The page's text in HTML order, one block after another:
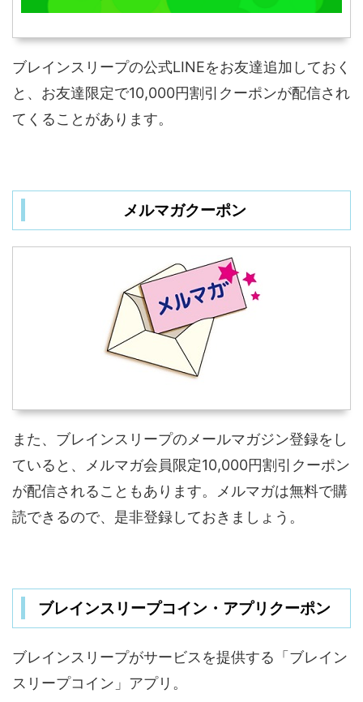
ブレインスリープの公式LINEをお友達追加しておく
と、お友達限定で10,000円割引クーポンが配信され
てくることがあります。
メルマガクーポン
また、ブレインスリープのメールマガジン登録をし
ていると、メルマガ会員限定10,000円割引クーポン
が配信されることもあります。メルマガは無料で購
読できるので、是非登録しておきましょう。
ブレインスリープコイン・アプリクーポン
ブレインスリープがサービスを提供する「ブレイン
スリープコイン」アプリ。